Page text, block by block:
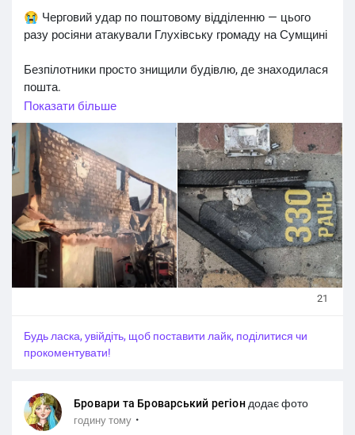
😭 Черговий удар по поштовому відділенню — цього
разу росіяни атакували Глухівську громаду на Сумщині
Безпілотники просто знищили будівлю, де знаходилася
пошта.
На щастя, за попередніми даними, минулося без
постраждалих.
Фото: Сумська ОВА
#Новини_Україна #Новини_news_війна
#Russian_Ukrainian #News_Ukraine #Новини
#Новини_news #Ukrainian_news #жертви_війни
Показати більше
21
Будь ласка, увійдіть, щоб поставити лайк, поділитися чи
прокоментувати!
Бровари та Броварський регіон додає фото
годину тому ·